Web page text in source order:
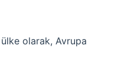
olarak, Avrupa